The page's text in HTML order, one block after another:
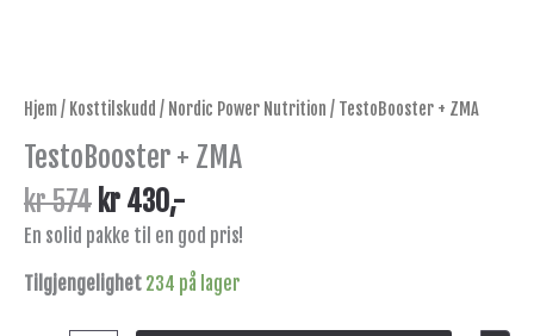
Hjem/ Kosttilskudd / Nordic Power Nutrition / TestoBooster + ZMA
TestoBooster + ZMA
kr574 kr 430,-
En solid pakke til en god pris!
Tilgjengelighet 234 på lager